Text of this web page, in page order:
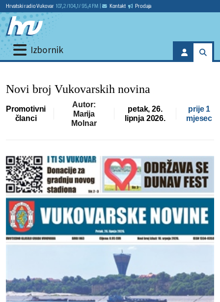
Hrvatski radio Vukovar 107,2 / 104,1 / 95,4 FM Kontakt Prodaja
Izbornik
Novi broj Vukovarskih novina
Promotivni
članci
Autor:
Marija
Molnar
petak, 26.
lipnja 2026.
prije 1
mjesec